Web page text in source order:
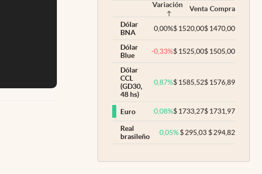
Variación Venta Compra
Dólar
BNA
0,00%$1520,00$1470,00
Dólar
Blue
-0,33%$1525,00$1505,00
Dólar
CCL
(GD30,
48 hs)
0,87%$1585,52$1576,89
Euro 0,08%$1733,27$1731,97
Real
brasileño
0,05% $295,03 $294,82